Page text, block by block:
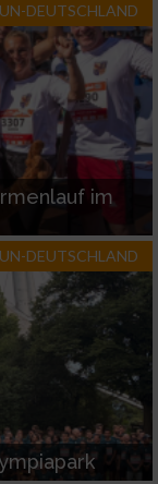
DEUTSCHLAND
im
DEUTSCHLAND